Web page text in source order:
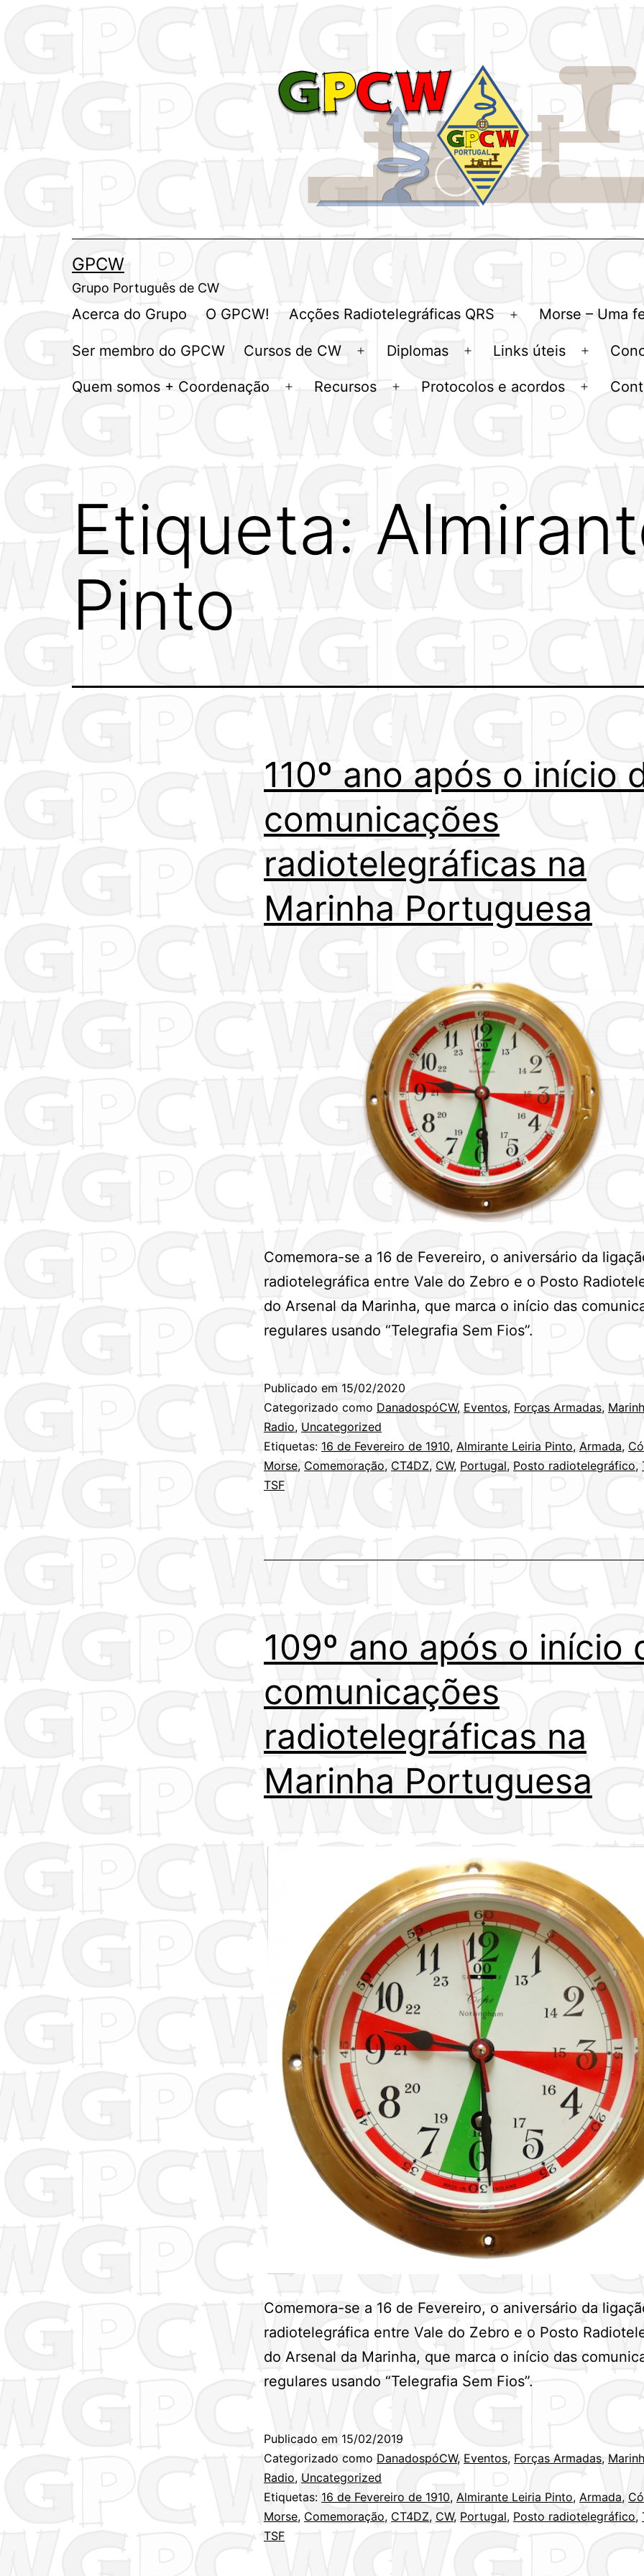
GPCW
Grupo Português de CW
Acerca do Grupo O GPCW! Acções Radiotelegráficas QRS
AbrirMorse – Uma
Ser membro do GPCW Cursos de CW
AbrirDiplomas
AbrirLinks úteis
Abrir
Quem somos + Coordenação
AbrirRecursos
AbrirProtocolos e acordos
Abrir
Etiqueta:
Pinto
110º ano após o início
comunicações
radiotelegráficas na
Marinha Portuguesa
Comemora-se a 16 de Fevereiro, o aniversário da
radiotelegráfica entre Vale do Zebro e o Posto
do Arsenal da Marinha, que marca o início das
regulares usando “Telegrafia Sem Fios”.
Publicado em 15/02/2020
Categorizado como DanadospóCW, Eventos, Forças Armadas,
Radio, Uncategorized
Etiquetas: 16 de Fevereiro de 1910, Almirante Leiria Pinto, Armada,
Morse, Comemoração, CT4DZ, CW, Portugal, Posto radiotelegráfico,
TSF
109º ano após o início
comunicações
radiotelegráficas na
Marinha Portuguesa
Comemora-se a 16 de Fevereiro, o aniversário da
radiotelegráfica entre Vale do Zebro e o Posto
do Arsenal da Marinha, que marca o início das
regulares usando “Telegrafia Sem Fios”.
Publicado em 15/02/2019
Categorizado como DanadospóCW, Eventos, Forças Armadas,
Radio, Uncategorized
Etiquetas: 16 de Fevereiro de 1910, Almirante Leiria Pinto, Armada,
Morse, Comemoração, CT4DZ, CW, Portugal, Posto radiotelegráfico,
TSF